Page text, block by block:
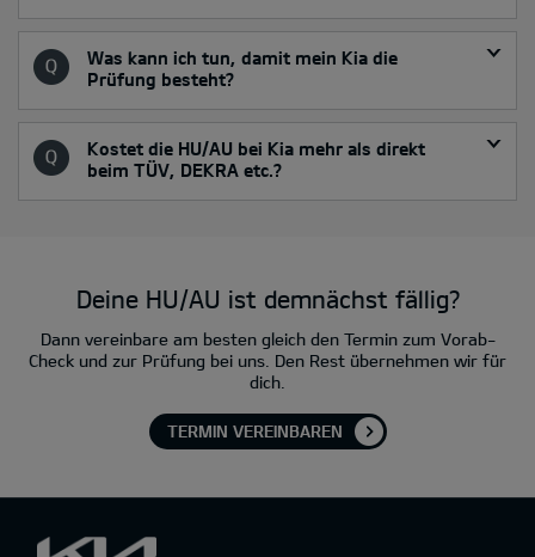
Was kann ich tun, damit mein Kia die
Prüfung besteht?
Kostet die HU/AU bei Kia mehr als direkt
beim TÜV, DEKRA etc.?
Deine HU/AU ist demnächst fällig?
Dann vereinbare am besten gleich den Termin zum Vorab-
Check und zur Prüfung bei uns. Den Rest übernehmen wir für
dich.
TERMIN VEREINBAREN